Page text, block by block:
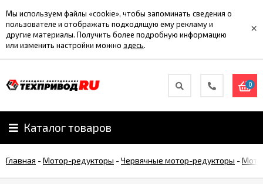
Мы используем файлы «cookie», чтобы запоминать сведения о
пользователе и отображать подходящую ему рекламу и
другие материалы. Получить более подробную информацию
или изменить настройки можно здесь.
×
0
Каталог товаров
Главная -Мотор-редукторы -Червячные мотор-редукторы -